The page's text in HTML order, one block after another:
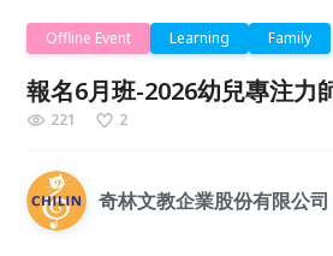
Offline Event Learning Family
報名6月班-2026幼兒專注力
221 2
奇林文教企業股份有限公司